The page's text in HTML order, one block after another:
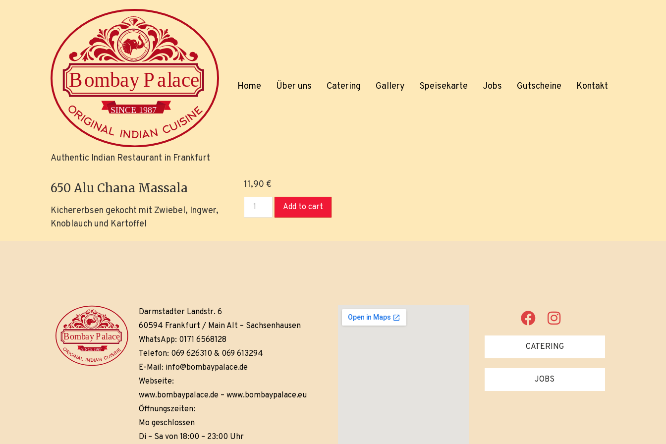
Authentic Indian Restaurant in Frankfurt
Home Über uns Catering Gallery Speisekarte Jobs Gutscheine Kontakt
650 Alu Chana Massala
Kichererbsen gekocht mit Zwiebel, Ingwer,
Knoblauch und Kartoffel
11,90 €
Add to cart
Darmstadter Landstr. 6
60594 Frankfurt / Main Alt – Sachsenhausen
WhatsApp: 0171 6568128
Telefon: 069 626310 & 069 613294
E-Mail: info@bombaypalace.de
Webseite:
www.bombaypalace.de –www.bombaypalace.eu
Öffnungszeiten:
Mo geschlossen
Di – Sa von 18:00 – 23:00 Uhr
CATERING
JOBS